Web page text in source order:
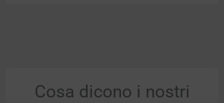
Cosa dicono i nostri